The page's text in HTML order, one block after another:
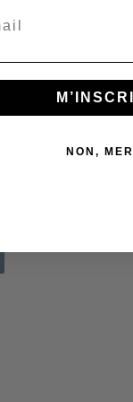
NON,